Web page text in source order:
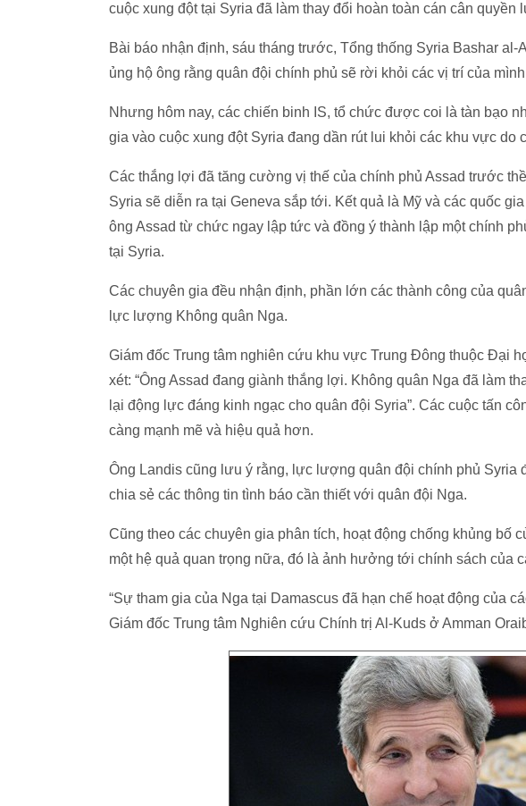
cuộc xung đột tại Syria đã làm thay đổi hoàn toàn cán cân quyền
Bài báo nhận định, sáu tháng trước, Tổng thống Syria Bashar
ủng hộ ông rằng quân đội chính phủ sẽ rời khỏi các vị trí của
Nhưng hôm nay, các chiến binh IS, tổ chức được coi là tàn bạo
gia vào cuộc xung đột Syria đang dần rút lui khỏi các khu vực do
Các thắng lợi đã tăng cường vị thế của chính phủ Assad trước
Syria sẽ diễn ra tại Geneva sắp tới. Kết quả là Mỹ và các quốc
ông Assad từ chức ngay lập tức và đồng ý thành lập một chính
tại Syria.
Các chuyên gia đều nhận định, phần lớn các thành công của
lực lượng Không quân Nga.
Giám đốc Trung tâm nghiên cứu khu vực Trung Đông thuộc Đại
xét: “Ông Assad đang giành thắng lợi. Không quân Nga đã làm
lại động lực đáng kinh ngạc cho quân đội Syria”. Các cuộc tấn
càng mạnh mẽ và hiệu quả hơn.
Ông Landis cũng lưu ý rằng, lực lượng quân đội chính phủ Syria
chia sẻ các thông tin tình báo cần thiết với quân đội Nga.
Cũng theo các chuyên gia phân tích, hoạt động chống khủng bố
một hệ quả quan trọng nữa, đó là ảnh hưởng tới chính sách của
“Sự tham gia của Nga tại Damascus đã hạn chế hoạt động của
Giám đốc Trung tâm Nghiên cứu Chính trị Al-Kuds ở Amman